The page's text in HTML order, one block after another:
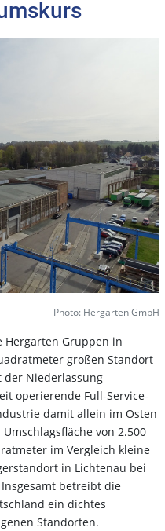
Hergarten Gruppen in
großen Standort
der Niederlassung
operierende Full-Service-
damit allein im Osten
von 2.500
im Vergleich kleine
in Lichtenau bei
betreibt die
ein dichtes
Standorten.
Photo: Hergarten GmbH